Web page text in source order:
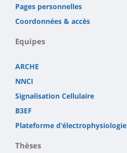
Pages personnelles
Coordonnées & accès
Equipes
ARCHE
NNCI
Signalisation Cellulaire
B3EF
Plateforme d'électrophysiologie
Thèses